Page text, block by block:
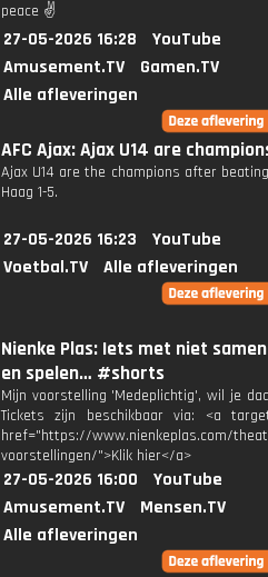
peace ✌
27-05-2026 16:28
YouTube
Amusement.TV
Gamen.TV
Alle afleveringen
AFC Ajax: Ajax U14 are
Ajax U14 are the champions after
Haag 1-5.
27-05-2026 16:23
YouTube
Voetbal.TV
Alle afleveringen
Nienke Plas: Iets met niet
en spelen… #shorts
Mijn voorstelling 'Medeplichtig', wil je
Tickets zijn beschikbaar via: <a
href="https://www.nienkeplas.com/
voorstellingen/">Klik hier</a>
27-05-2026 16:00
YouTube
Amusement.TV
Mensen.TV
Alle afleveringen